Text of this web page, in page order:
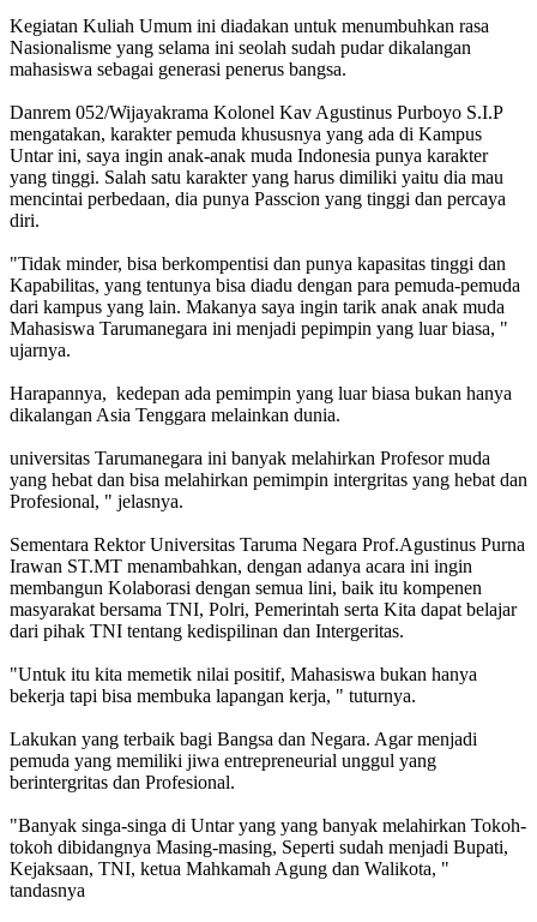
Kegiatan Kuliah Umum ini diadakan untuk menumbuhkan rasa
Nasionalisme yang selama ini seolah sudah pudar dikalangan
mahasiswa sebagai generasi penerus bangsa.
Danrem 052/Wijayakrama Kolonel Kav Agustinus Purboyo S.I.P
mengatakan, karakter pemuda khususnya yang ada di Kampus
Untar ini, saya ingin anak-anak muda Indonesia punya karakter
yang tinggi. Salah satu karakter yang harus dimiliki yaitu dia mau
mencintai perbedaan, dia punya Passcion yang tinggi dan percaya
diri.
"Tidak minder, bisa berkompentisi dan punya kapasitas tinggi dan
Kapabilitas, yang tentunya bisa diadu dengan para pemuda-pemuda
dari kampus yang lain. Makanya saya ingin tarik anak anak muda
Mahasiswa Tarumanegara ini menjadi pepimpin yang luar biasa, "
ujarnya.
Harapannya, kedepan ada pemimpin yang luar biasa bukan hanya
dikalangan Asia Tenggara melainkan dunia.
universitas Tarumanegara ini banyak melahirkan Profesor muda
yang hebat dan bisa melahirkan pemimpin intergritas yang hebat dan
Profesional, " jelasnya.
Sementara Rektor Universitas Taruma Negara Prof.Agustinus Purna
Irawan ST.MT menambahkan, dengan adanya acara ini ingin
membangun Kolaborasi dengan semua lini, baik itu kompenen
masyarakat bersama TNI, Polri, Pemerintah serta Kita dapat belajar
dari pihak TNI tentang kedispilinan dan Intergeritas.
"Untuk itu kita memetik nilai positif, Mahasiswa bukan hanya
bekerja tapi bisa membuka lapangan kerja, " tuturnya.
Lakukan yang terbaik bagi Bangsa dan Negara. Agar menjadi
pemuda yang memiliki jiwa entrepreneurial unggul yang
berintergritas dan Profesional.
"Banyak singa-singa di Untar yang yang banyak melahirkan Tokoh-
tokoh dibidangnya Masing-masing, Seperti sudah menjadi Bupati,
Kejaksaan, TNI, ketua Mahkamah Agung dan Walikota, "
tandasnya